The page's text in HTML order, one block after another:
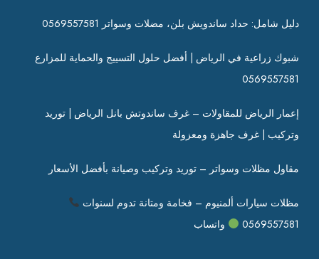
دليل شامل: حداد ساندويش بلن، مضلات وسواتر 0569557581
شبوك زراعية في الرياض | أفضل حلول التسييج والحماية للمزارع
0569557581
إعمار الرياض للمقاولات – غرف ساندوتش بانل الرياض | توريد
وتركيب | غرف جاهزة ومعزولة
مقاول مظلات وسواتر – توريد وتركيب وصيانة بأفضل الأسعار
مظلات سيارات ألمنيوم – فخامة ومتانة تدوم لسنوات
0569557581
واتساب